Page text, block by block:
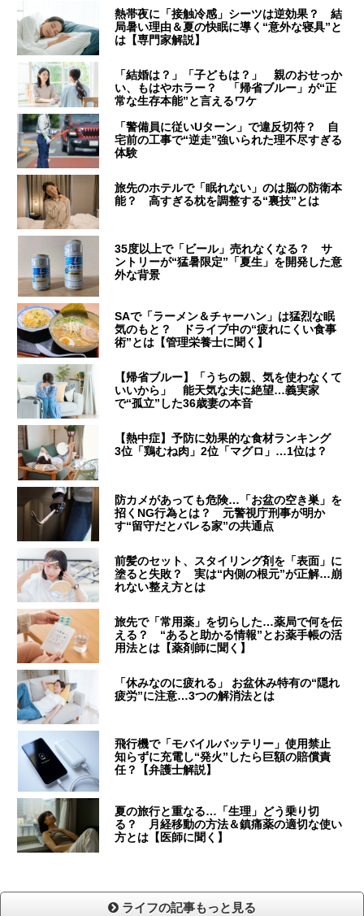
熱帯夜に「接触冷感」シーツは逆効果？ 結
局暑い理由＆夏の快眠に導く“意外な寝具”と
は【専門家解説】
「結婚は？」「子どもは？」 親のおせっか
い、もはやホラー？ 「帰省ブルー」が“正
常な生存本能”と言えるワケ
「警備員に従いUターン」で違反切符？ 自
宅前の工事で“逆走”強いられた理不尽すぎる
体験
旅先のホテルで「眠れない」のは脳の防衛本
能？ 高すぎる枕を調整する“裏技”とは
35度以上で「ビール」売れなくなる？ サ
ントリーが“猛暑限定”「夏生」を開発した意
外な背景
SAで「ラーメン＆チャーハン」は猛烈な眠
気のもと？ ドライブ中の“疲れにくい食事
術”とは【管理栄養士に聞く】
【帰省ブルー】「うちの親、気を使わなくて
いいから」 能天気な夫に絶望…義実家
で“孤立”した36歳妻の本音
【熱中症】予防に効果的な食材ランキング
3位「鶏むね肉」2位「マグロ」…1位は？
防カメがあっても危険…「お盆の空き巣」を
招くNG行為とは？ 元警視庁刑事が明か
す“留守だとバレる家”の共通点
前髪のセット、スタイリング剤を「表面」に
塗ると失敗？ 実は“内側の根元”が正解…崩
れない整え方とは
旅先で「常用薬」を切らした…薬局で何を伝
える？ “あると助かる情報”とお薬手帳の活
用法とは【薬剤師に聞く】
「休みなのに疲れる」 お盆休み特有の“隠れ
疲労”に注意…3つの解消法とは
飛行機で「モバイルバッテリー」使用禁止
知らずに充電し“発火”したら巨額の賠償責
任？【弁護士解説】
夏の旅行と重なる…「生理」どう乗り切
る？ 月経移動の方法＆鎮痛薬の適切な使い
方とは【医師に聞く】
ライフの記事もっと見る